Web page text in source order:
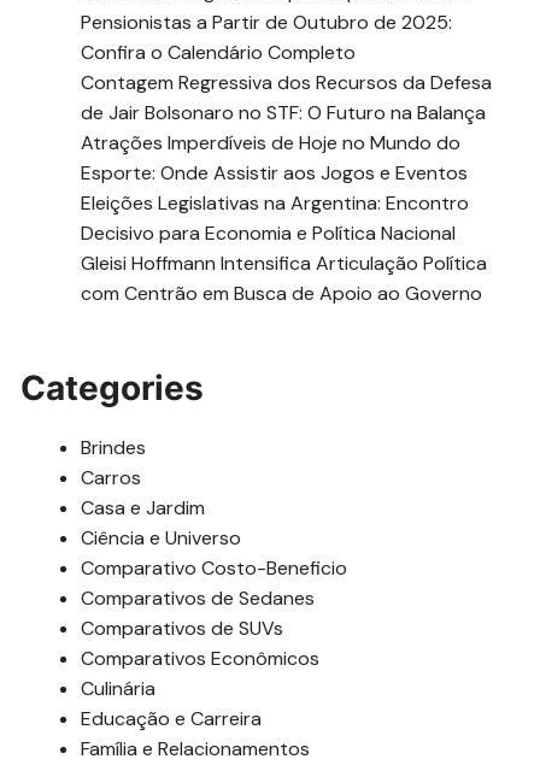
Pensionistas a Partir de Outubro de 2025:
Confira o Calendário Completo
Contagem Regressiva dos Recursos da Defesa
de Jair Bolsonaro no STF: O Futuro na Balança
Atrações Imperdíveis de Hoje no Mundo do
Esporte: Onde Assistir aos Jogos e Eventos
Eleições Legislativas na Argentina: Encontro
Decisivo para Economia e Política Nacional
Gleisi Hoffmann Intensifica Articulação Política
com Centrão em Busca de Apoio ao Governo
Categories
Brindes
Carros
Casa e Jardim
Ciência e Universo
Comparativo Costo-Beneficio
Comparativos de Sedanes
Comparativos de SUVs
Comparativos Econômicos
Culinária
Educação e Carreira
Família e Relacionamentos